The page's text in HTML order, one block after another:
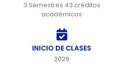
3 Semestres 43 créditos
académicos
INICIO DE CLASES
2026